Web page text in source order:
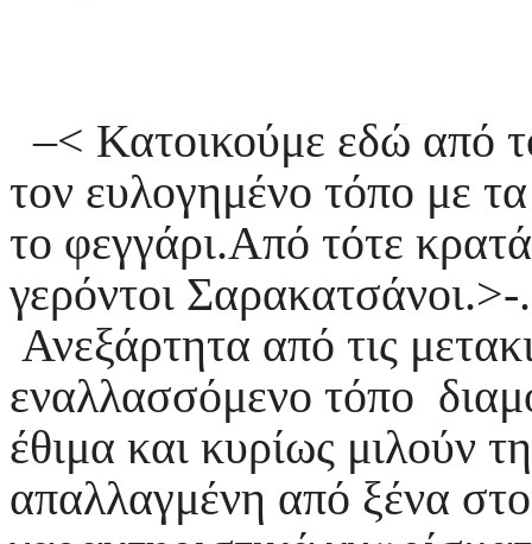
–< Κατοικούμε εδώ από
τον ευλογημένο τόπο με
το φεγγάρι.Από τότε
γερόντοι Σαρακατσάνοι.>-.
Ανεξάρτητα από τις
εναλλασσόμενο τόπο
έθιμα και κυρίως μιλούν
απαλλαγμένη από ξένα